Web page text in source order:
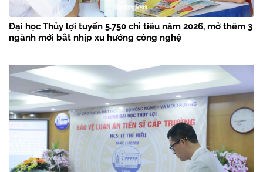
Đại học Thủy lợi tuyển 5.750 chỉ tiêu năm 2026, mở thêm 3
ngành mới bắt nhịp xu hướng công nghệ